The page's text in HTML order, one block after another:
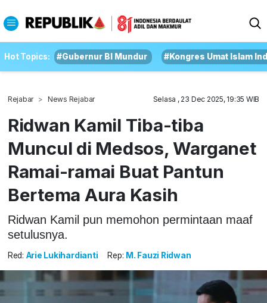
Hot Topics: #Gubernur BI Mundur #Kongres Umat Islam
Rejabar News Rejabar Selasa , 23 Dec 2025, 19:35 WIB
Ridwan Kamil Tiba-tiba
Muncul di Medsos, Warganet
Ramai-ramai Buat Pantun
Bertema Aura Kasih
Ridwan Kamil pun memohon permintaan maaf
setulusnya.
Red: Arie Lukihardianti Rep: M. Fauzi Ridwan